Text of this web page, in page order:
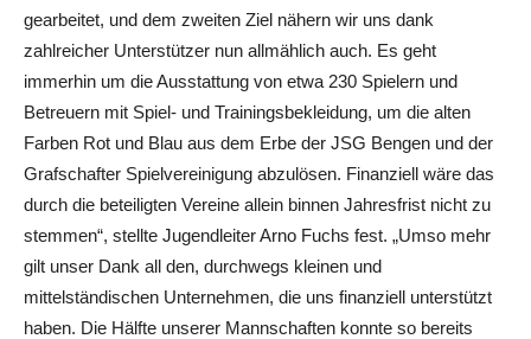
gearbeitet, und dem zweiten Ziel nähern wir uns dank
zahlreicher Unterstützer nun allmählich auch. Es geht
immerhin um die Ausstattung von etwa 230 Spielern und
Betreuern mit Spiel- und Trainingsbekleidung, um die alten
Farben Rot und Blau aus dem Erbe der JSG Bengen und der
Grafschafter Spielvereinigung abzulösen. Finanziell wäre das
durch die beteiligten Vereine allein binnen Jahresfrist nicht zu
stemmen“, stellte Jugendleiter Arno Fuchs fest. „Umso mehr
gilt unser Dank all den, durchwegs kleinen und
mittelständischen Unternehmen, die uns finanziell unterstützt
haben. Die Hälfte unserer Mannschaften konnte so bereits